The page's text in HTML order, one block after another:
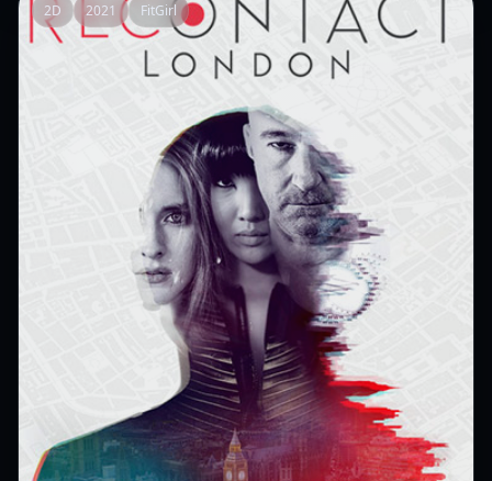
2D 2021 FitGirl